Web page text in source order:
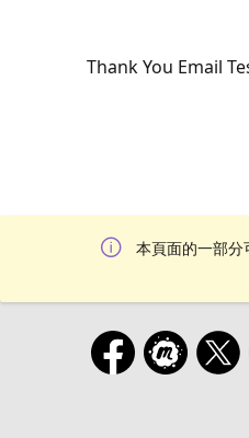
Thank You Email
本頁面的一部